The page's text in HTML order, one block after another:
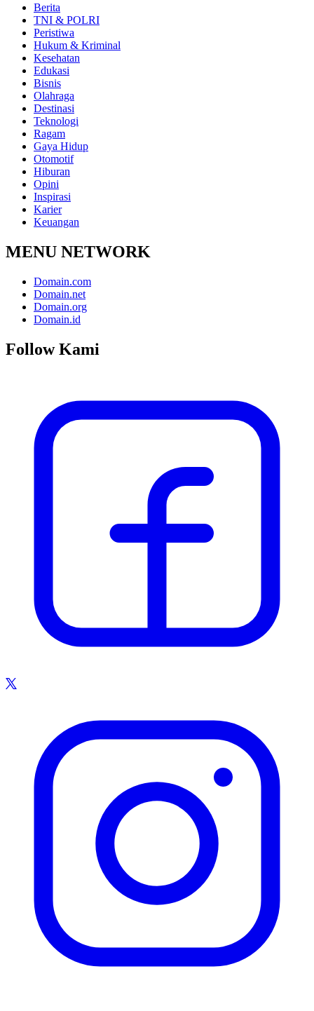
Berita
TNI & POLRI
Peristiwa
Hukum & Kriminal
Kesehatan
Edukasi
Bisnis
Olahraga
Destinasi
Teknologi
Ragam
Gaya Hidup
Otomotif
Hiburan
Opini
Inspirasi
Karier
Keuangan
MENU NETWORK
Domain.com
Domain.net
Domain.org
Domain.id
Follow Kami